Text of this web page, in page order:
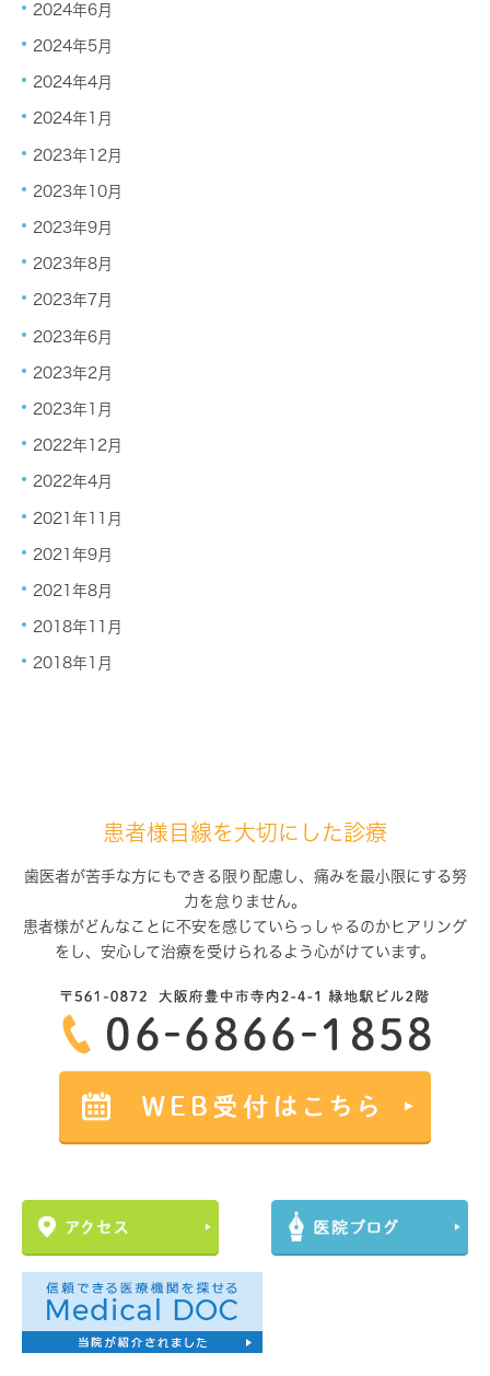
2024年6月
2024年5月
2024年4月
2024年1月
2023年12月
2023年10月
2023年9月
2023年8月
2023年7月
2023年6月
2023年2月
2023年1月
2022年12月
2022年4月
2021年11月
2021年9月
2021年8月
2018年11月
2018年1月
患者様目線を大切にした診療
歯医者が苦手な方にもできる限り配慮し、痛みを最小限にする努
力を怠りません。
患者様がどんなことに不安を感じていらっしゃるのかヒアリング
をし、 安心して治療を受けられるよう心がけています。